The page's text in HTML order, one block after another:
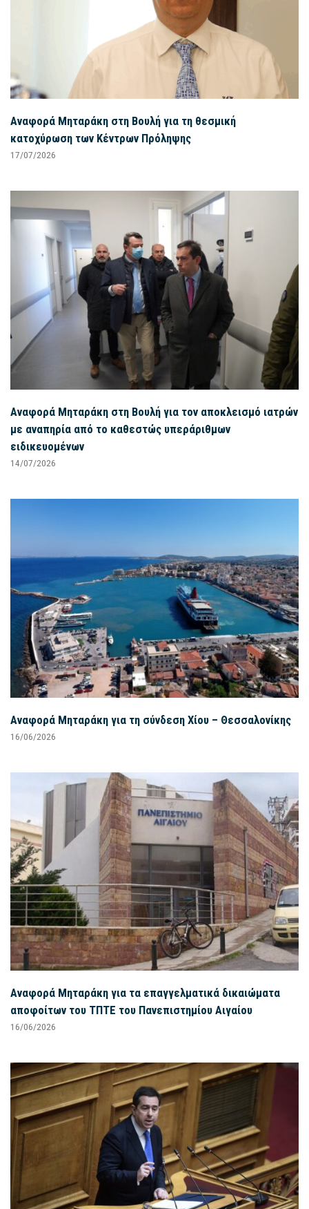
Αναφορά Μηταράκη στη Βουλή για τη θεσμική
κατοχύρωση των Κέντρων Πρόληψης
17/07/2026
Αναφορά Μηταράκη στη Βουλή για τον αποκλεισμό ιατρών
με αναπηρία από το καθεστώς υπεράριθμων
ειδικευομένων
14/07/2026
Αναφορά Μηταράκη για τη σύνδεση Χίου – Θεσσαλονίκης
16/06/2026
Αναφορά Μηταράκη για τα επαγγελματικά δικαιώματα
αποφοίτων του ΤΠΤΕ του Πανεπιστημίου Αιγαίου
16/06/2026